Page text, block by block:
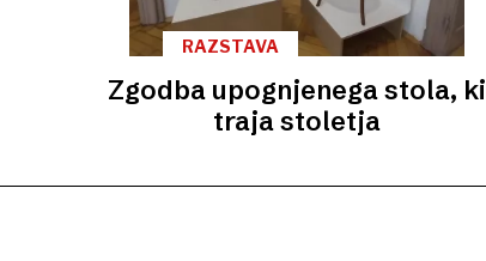
RAZSTAVA
Zgodba upognjenega stola, ki
traja stoletja